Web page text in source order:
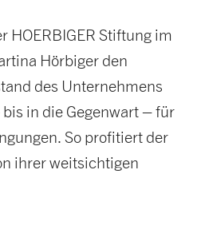
HOERBIGER Stiftung im
Hörbiger den
des Unternehmens
in die Gegenwart – für
So profitiert der
ihrer weitsichtigen